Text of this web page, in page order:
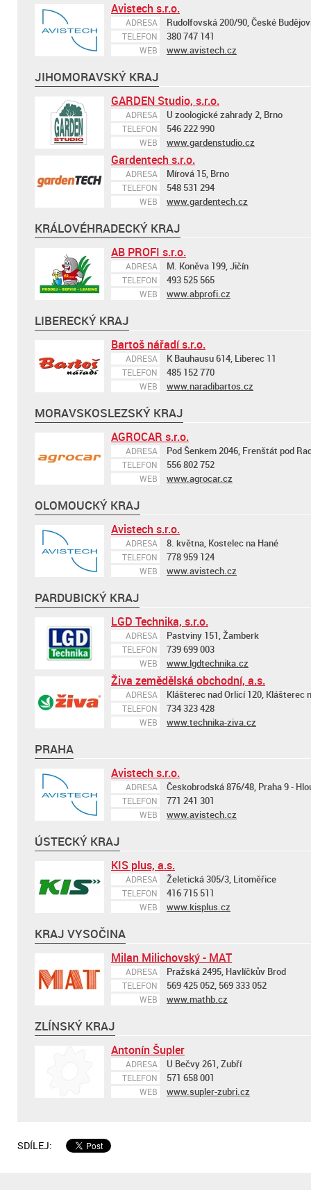
Avistech s.r.o.
ADRESA Rudolfovská 200/90, České
TELEFON 380 747 141
WEB www.avistech.cz
JIHOMORAVSKÝ KRAJ
GARDEN Studio, s.r.o.
ADRESA U zoologické zahrady 2, Brno
TELEFON 546 222 990
WEB www.gardenstudio.cz
Gardentech s.r.o.
ADRESA Mírová 15, Brno
TELEFON 548 531 294
WEB www.gardentech.cz
KRÁLOVÉHRADECKÝ KRAJ
AB PROFI s.r.o.
ADRESA M. Koněva 199, Jičín
TELEFON 493 525 565
WEB www.abprofi.cz
LIBERECKÝ KRAJ
Bartoš nářadí s.r.o.
ADRESA K Bauhausu 614, Liberec 11
TELEFON 485 152 770
WEB www.naradibartos.cz
MORAVSKOSLEZSKÝ KRAJ
AGROCAR s.r.o.
ADRESA Pod Šenkem 2046, Frenštát pod
TELEFON 556 802 752
WEB www.agrocar.cz
OLOMOUCKÝ KRAJ
Avistech s.r.o.
ADRESA 8. května, Kostelec na Hané
TELEFON 778 959 124
WEB www.avistech.cz
PARDUBICKÝ KRAJ
LGD Technika, s.r.o.
ADRESA Pastviny 151, Žamberk
TELEFON 739 699 003
WEB www.lgdtechnika.cz
Živa zemědělská obchodní, a.s.
ADRESA Klášterec nad Orlicí 120, Klášterec
TELEFON 734 323 428
WEB www.technika-ziva.cz
PRAHA
Avistech s.r.o.
ADRESA Českobrodská 876/48, Praha 9 -
TELEFON 771 241 301
WEB www.avistech.cz
ÚSTECKÝ KRAJ
KIS plus, a.s.
ADRESA Želetická 305/3, Litoměřice
TELEFON 416 715 511
WEB www.kisplus.cz
KRAJ VYSOČINA
Milan Milichovský - MAT
ADRESA Pražská 2495, Havlíčkův Brod
TELEFON 569 425 052, 569 333 052
WEB www.mathb.cz
ZLÍNSKÝ KRAJ
Antonín Šupler
ADRESA U Bečvy 261, Zubří
TELEFON 571 658 001
WEB www.supler-zubri.cz
SDÍLEJ: